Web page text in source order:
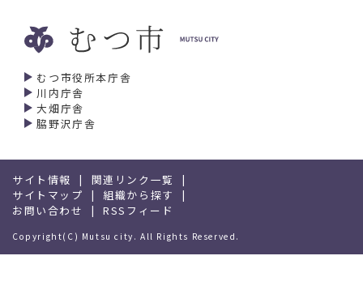
むつ市役所本庁舎
川内庁舎
大畑庁舎
脇野沢庁舎
サイト情報
関連リンク一覧
サイトマップ
組織から探す
お問い合わせ
RSSフィード
Copyright(C) Mutsu city. All Rights Reserved.